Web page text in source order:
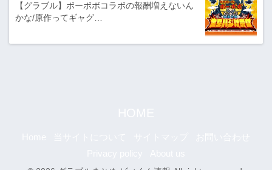
【グラブル】ボーボボコラボの報酬増えないん
かな/原作ってギャグ…